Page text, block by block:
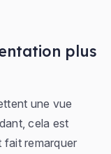
plus
une vue
cela est
fait remarquer